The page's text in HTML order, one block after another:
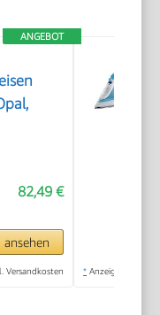
ANGEBOT
82,49 €
ansehen
Versandkosten * Anzeige